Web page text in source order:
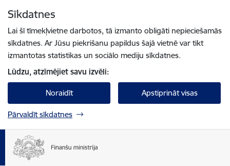
Sīkdatnes
Lai šī tīmekļvietne darbotos, tā izmanto obligāti nepieciešamās
sīkdatnes. Ar Jūsu piekrišanu papildus šajā vietnē var tikt
izmantotas statistikas un sociālo mediju sīkdatnes.
Lūdzu, atzīmējiet savu izvēli:
Noraidīt Apstiprināt visas
Pārvaldīt sīkdatnes